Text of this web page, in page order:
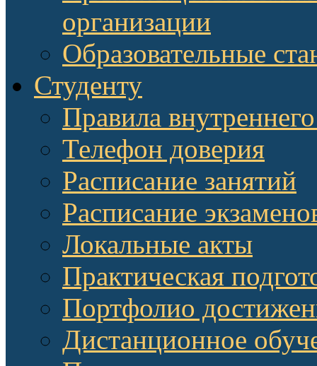
организации
Образовательные
Студенту
Правила
Телефон доверия
Расписание занятий
Расписание
Локальные акты
Практическая
Портфолио
Дистанционное